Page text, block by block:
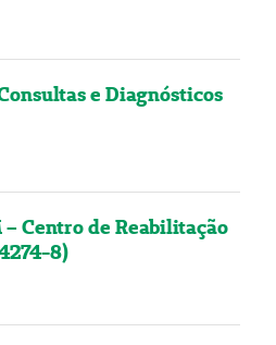
e Diagnósticos
Centro de Reabilitação
8)